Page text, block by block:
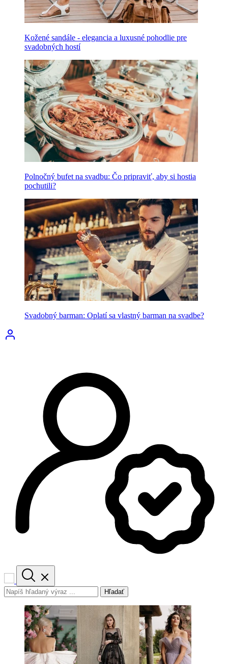
Kožené sandále - elegancia a luxusné pohodlie pre
svadobných hostí
Polnočný bufet na svadbu: Čo pripraviť, aby si hostia
pochutili?
Svadobný barman: Oplatí sa vlastný barman na svadbe?
Hľadať